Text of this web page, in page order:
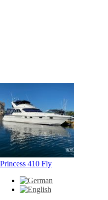
Princess 410 Fly